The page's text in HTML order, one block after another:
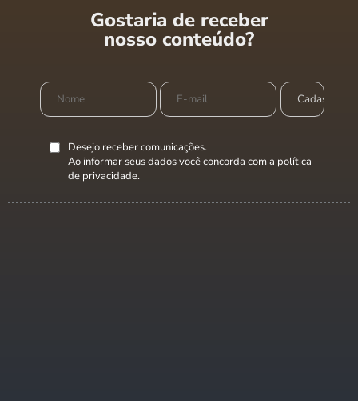
Gostaria de receber
nosso conteúdo?
Desejo receber comunicações.
Ao informar seus dados você concorda com a política
de privacidade.